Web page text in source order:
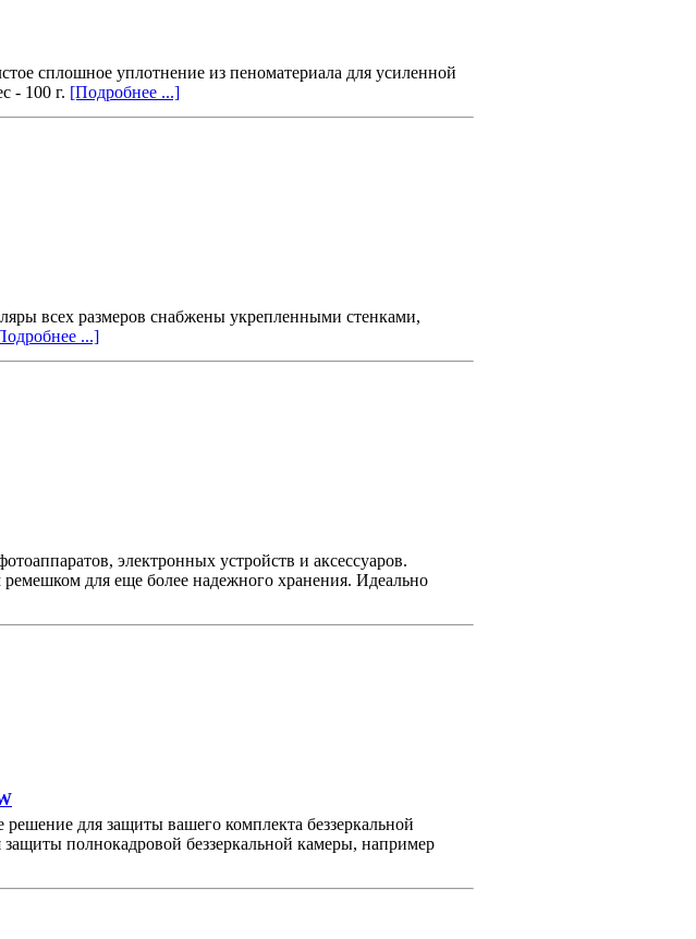
сплошное уплотнение из пеноматериала для усиленной
- 100 г. [Подробнее ...]
всех размеров снабжены укрепленными стенками,
...]
электронных устройств и аксессуаров.
для еще более надежного хранения. Идеально
для защиты вашего комплекта беззеркальной
полнокадровой беззеркальной камеры, например